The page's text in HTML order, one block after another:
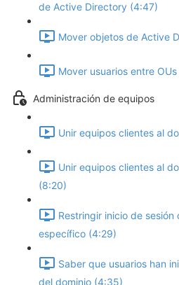
de Active Directory (4:47)
Mover objetos de Active
Mover usuarios entre
Administración de equipos
Unir equipos clientes al
Unir equipos clientes al
(8:20)
Restringir inicio de
específico (4:29)
Saber que usuarios han
del dominio (4:35)